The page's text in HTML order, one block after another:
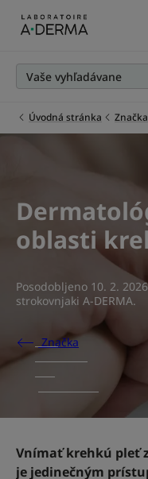
Úvodná stránka Značka
oblasti
Posodobljeno 10. 2. 2026
strokovnjaki A-DERMA.
Značka
Vnímať krehkú pleť
je jedinečným